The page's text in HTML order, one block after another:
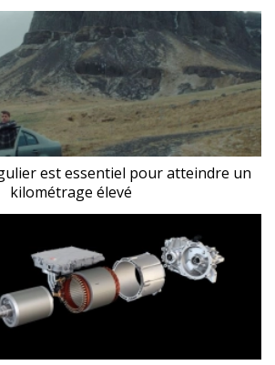
est essentiel pour atteindre un
kilométrage élevé